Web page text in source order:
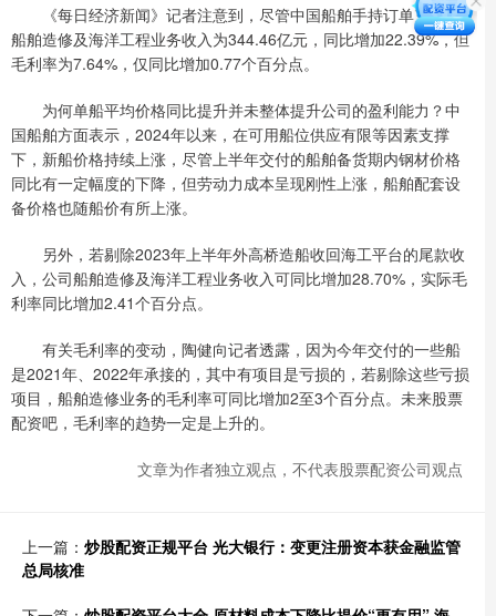
《每日经济新闻》记者注意到，尽管中国船舶手持订单充足，
船舶造修及海洋工程业务收入为344.46亿元，同比增加22.39%，但
毛利率为7.64%，仅同比增加0.77个百分点。
为何单船平均价格同比提升并未整体提升公司的盈利能力？中
国船舶方面表示，2024年以来，在可用船位供应有限等因素支撑
下，新船价格持续上涨，尽管上半年交付的船舶备货期内钢材价格
同比有一定幅度的下降，但劳动力成本呈现刚性上涨，船舶配套设
备价格也随船价有所上涨。
另外，若剔除2023年上半年外高桥造船收回海工平台的尾款收
入，公司船舶造修及海洋工程业务收入可同比增加28.70%，实际毛
利率同比增加2.41个百分点。
有关毛利率的变动，陶健向记者透露，因为今年交付的一些船
是2021年、2022年承接的，其中有项目是亏损的，若剔除这些亏损
项目，船舶造修业务的毛利率可同比增加2至3个百分点。未来股票
配资吧，毛利率的趋势一定是上升的。
文章为作者独立观点，不代表股票配资公司观点
上一篇： 炒股配资正规平台 光大银行：变更注册资本获金融监管
总局核准